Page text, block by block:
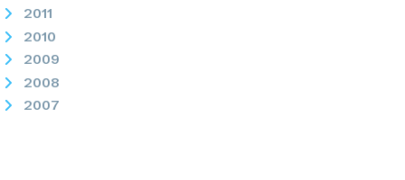
2011
2010
2009
2008
2007